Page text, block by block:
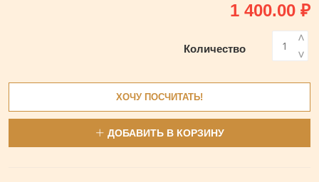
1 400.00 ₽
Количество >
<
ХОЧУ ПОСЧИТАТЬ!
ДОБАВИТЬ В КОРЗИНУ